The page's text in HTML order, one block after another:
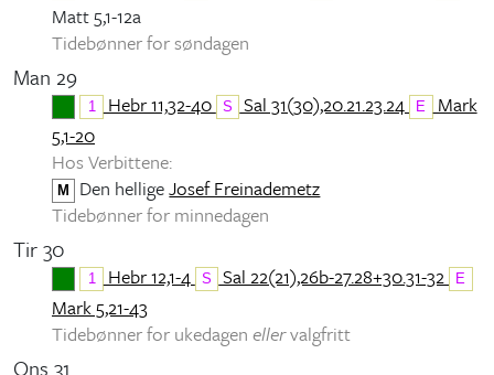
Matt 5,1-12a
Tidebønner for søndagen
Man 29
1 Hebr 11,32-40 S Sal 31(30),20.21.23.24 E Mark
5,1-20
Hos Verbittene:
M Den helligeJosef Freinademetz
Tidebønner for minnedagen
Tir 30
1 Hebr 12,1-4 S Sal 22(21),26b-27.28+30.31-32 E
Mark 5,21-43
Tidebønner for ukedagen ellervalgfritt
Ons 31